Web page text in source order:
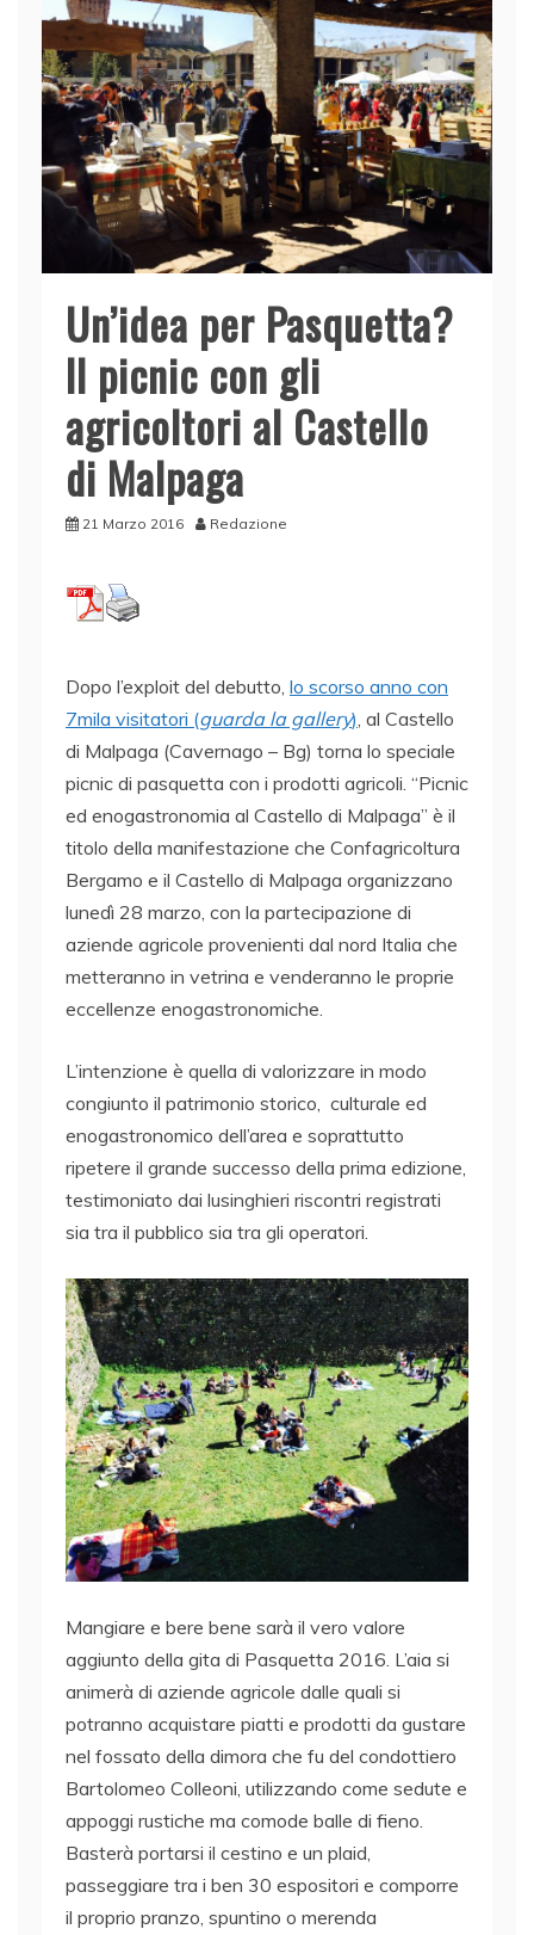
Un’idea per Pasquetta?
Il picnic con gli
agricoltori al Castello
di Malpaga
21 Marzo 2016 Redazione
Dopo l’exploit del debutto, lo scorso anno con
7mila visitatori (guarda la gallery), al Castello
di Malpaga (Cavernago – Bg) torna lo speciale
picnic di pasquetta con i prodotti agricoli. “Picnic
ed enogastronomia al Castello di Malpaga” è il
titolo della manifestazione che Confagricoltura
Bergamo e il Castello di Malpaga organizzano
lunedì 28 marzo, con la partecipazione di
aziende agricole provenienti dal nord Italia che
metteranno in vetrina e venderanno le proprie
eccellenze enogastronomiche.
L’intenzione è quella di valorizzare in modo
congiunto il patrimonio storico, culturale ed
enogastronomico dell’area e soprattutto
ripetere il grande successo della prima edizione,
testimoniato dai lusinghieri riscontri registrati
sia tra il pubblico sia tra gli operatori.
Mangiare e bere bene sarà il vero valore
aggiunto della gita di Pasquetta 2016. L’aia si
animerà di aziende agricole dalle quali si
potranno acquistare piatti e prodotti da gustare
nel fossato della dimora che fu del condottiero
Bartolomeo Colleoni, utilizzando come sedute e
appoggi rustiche ma comode balle di fieno.
Basterà portarsi il cestino e un plaid,
passeggiare tra i ben 30 espositori e comporre
il proprio pranzo, spuntino o merenda